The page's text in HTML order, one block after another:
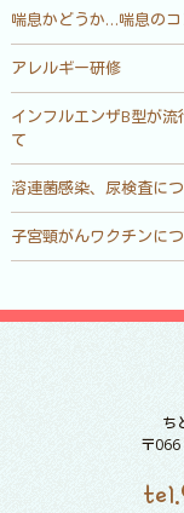
喘息かどうか…喘息の
アレルギー研修
インフルエンザB型が
て
溶連菌感染、尿検査に
子宮頸がんワクチンに
ち
〒
tel.